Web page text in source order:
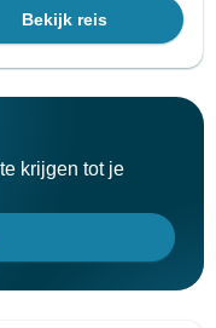
Bekijk reis
krijgen tot je